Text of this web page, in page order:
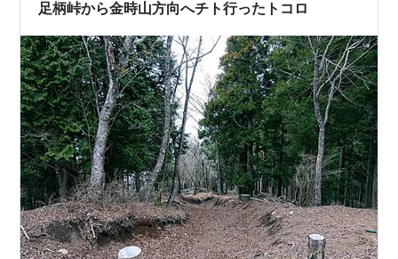
足柄峠から金時山方向へチト行ったトコロ